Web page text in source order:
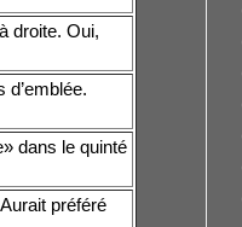
droite. Oui,
dans le quinté
préféré